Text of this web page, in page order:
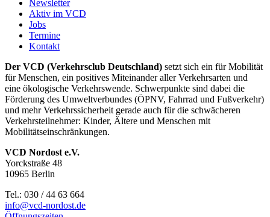
Newsletter
Aktiv im VCD
Jobs
Termine
Kontakt
Der VCD (Verkehrsclub Deutschland) setzt sich ein für Mobilität
für Menschen, ein positives Miteinander aller Verkehrsarten und
eine ökologische Verkehrswende. Schwerpunkte sind dabei die
Förderung des Umweltverbundes (ÖPNV, Fahrrad und Fußverkehr)
und mehr Verkehrssicherheit gerade auch für die schwächeren
Verkehrsteilnehmer: Kinder, Ältere und Menschen mit
Mobilitätseinschränkungen.
VCD Nordost e.V.
Yorckstraße 48
10965 Berlin
Tel.: 030 / 44 63 664
info@vcd-nordost.de